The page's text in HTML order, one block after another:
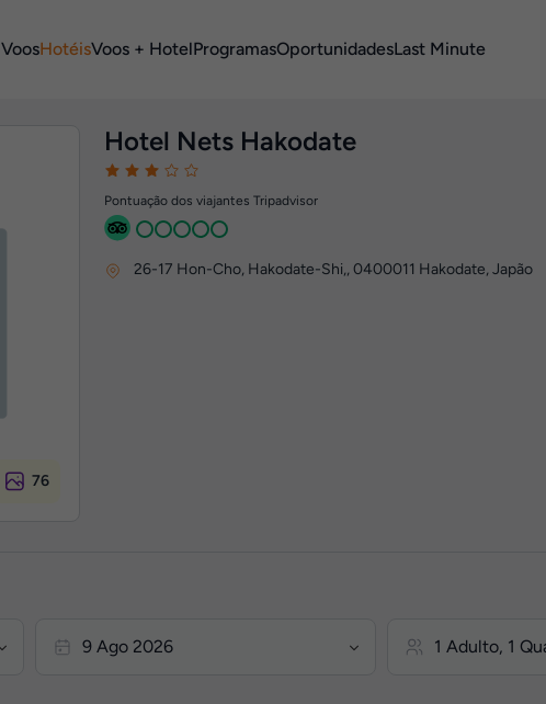
VoosHotéisVoos + HotelProgramasOportunidadesLast Minute
76
Hotel Nets Hakodate
Pontuação dos viajantes Tripadvisor
26-17 Hon-Cho, Hakodate-Shi,,0400011 Hakodate, Japão